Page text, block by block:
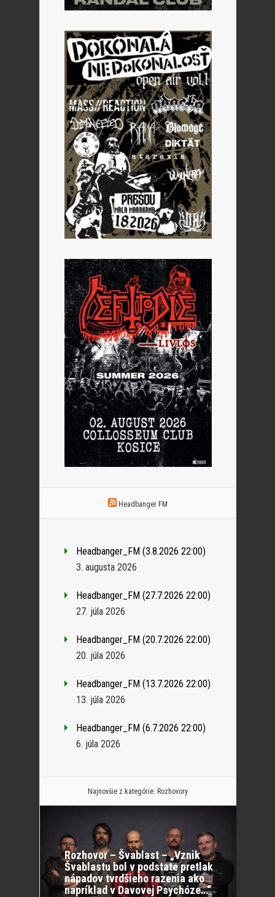
Headbanger FM
Headbanger_FM (3.8.2026 22:00)
3. augusta 2026
Headbanger_FM (27.7.2026 22:00)
27. júla 2026
Headbanger_FM (20.7.2026 22:00)
20. júla 2026
Headbanger_FM (13.7.2026 22:00)
13. júla 2026
Headbanger_FM (6.7.2026 22:00)
6. júla 2026
Najnovšie z kategórie: Rozhovory
Rozhovor – Švablast – „Vznik
Švablastu bol v podstate pretlak
nápadov tvrdšieho razenia ako
napríklad v Davovej Psychóze…“